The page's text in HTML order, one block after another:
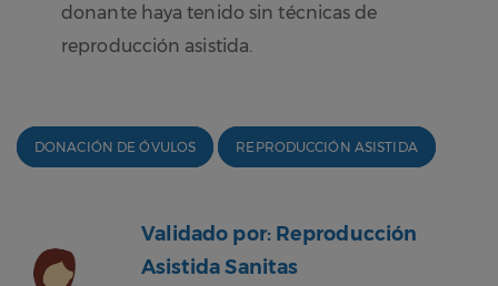
donante haya tenido sin técnicas de
reproducción asistida.
DONACIÓN DE ÓVULOS REPRODUCCIÓN ASISTIDA
Validado por: Reproducción
Asistida Sanitas